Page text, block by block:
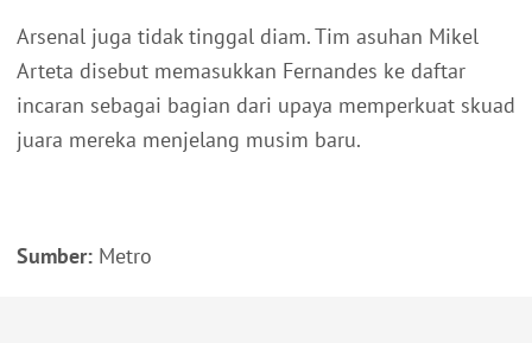
Arsenal juga tidak tinggal diam. Tim asuhan Mikel
Arteta disebut memasukkan Fernandes ke daftar
incaran sebagai bagian dari upaya memperkuat skuad
juara mereka menjelang musim baru.
Sumber: Metro